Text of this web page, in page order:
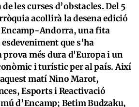
les curses d’obstacles. Del 5
acollirà la desena edició
Encamp-Andorra, una fita
que s’ha
més dura d'Europa i un
i turístic per al país. Així
matí Nino Marot,
Esports i Reactivació
d’Encamp; Betim Budzaku,